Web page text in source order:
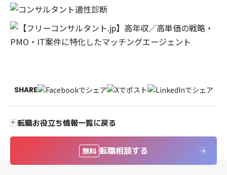
SHARE
転職お役立ち情報一覧に戻る
無料 転職相談する